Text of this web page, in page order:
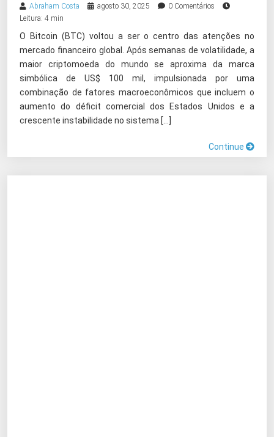
Abraham Costa agosto 30, 2025
0 Comentários
Leitura: 4 min
O Bitcoin (BTC) voltou a ser o centro das atenções no
mercado financeiro global. Após semanas de volatilidade, a
maior criptomoeda do mundo se aproxima da marca
simbólica de US$ 100 mil, impulsionada por uma
combinação de fatores macroeconômicos que incluem o
aumento do déficit comercial dos Estados Unidos e a
crescente instabilidade no sistema […]
Continue